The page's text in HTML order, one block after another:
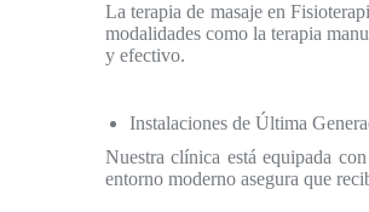
La terapia de masaje en
modalidades como la terapia
y efectivo.
Instalaciones de Última
Nuestra clínica está equipada
entorno moderno asegura que